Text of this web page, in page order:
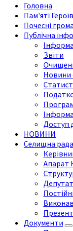
Головна
Пам'яті Героїв
Почесні
Публічна
Звіти
Новини
Доступ
НОВИНИ
Селищна рада
Апарат
Документи